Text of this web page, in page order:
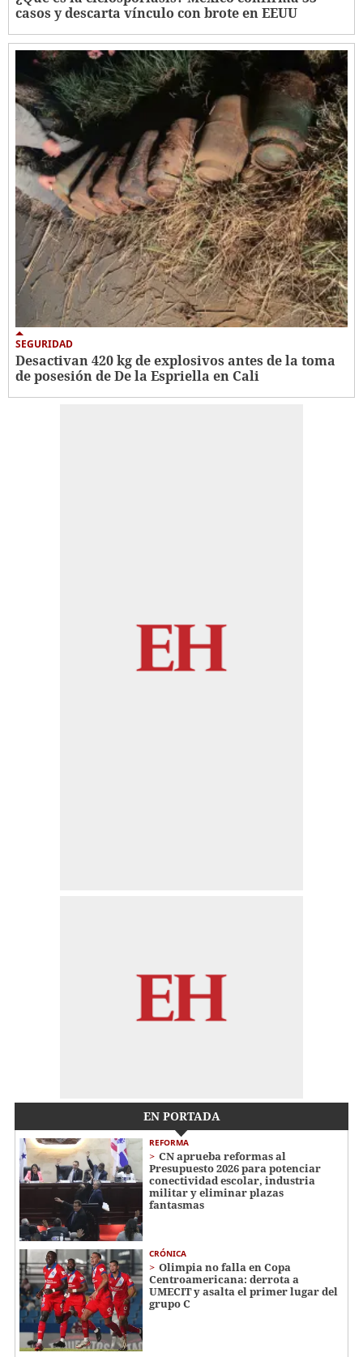
casos y descarta vínculo con brote en EEUU
SEGURIDAD
Desactivan 420 kg de explosivos antes de la toma
de posesión de De la Espriella en Cali
EN PORTADA
REFORMA
CN aprueba reformas al
Presupuesto 2026 para potenciar
conectividad escolar, industria
militar y eliminar plazas
fantasmas
CRÓNICA
Olimpia no falla en Copa
Centroamericana: derrota a
UMECIT y asalta el primer lugar del
grupo C